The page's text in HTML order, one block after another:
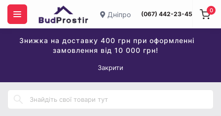
Дніпро (067) 442-23-45
Знижка на доставку 400 грн при оформленні
замовлення від 10 000 грн!
Закрити
0